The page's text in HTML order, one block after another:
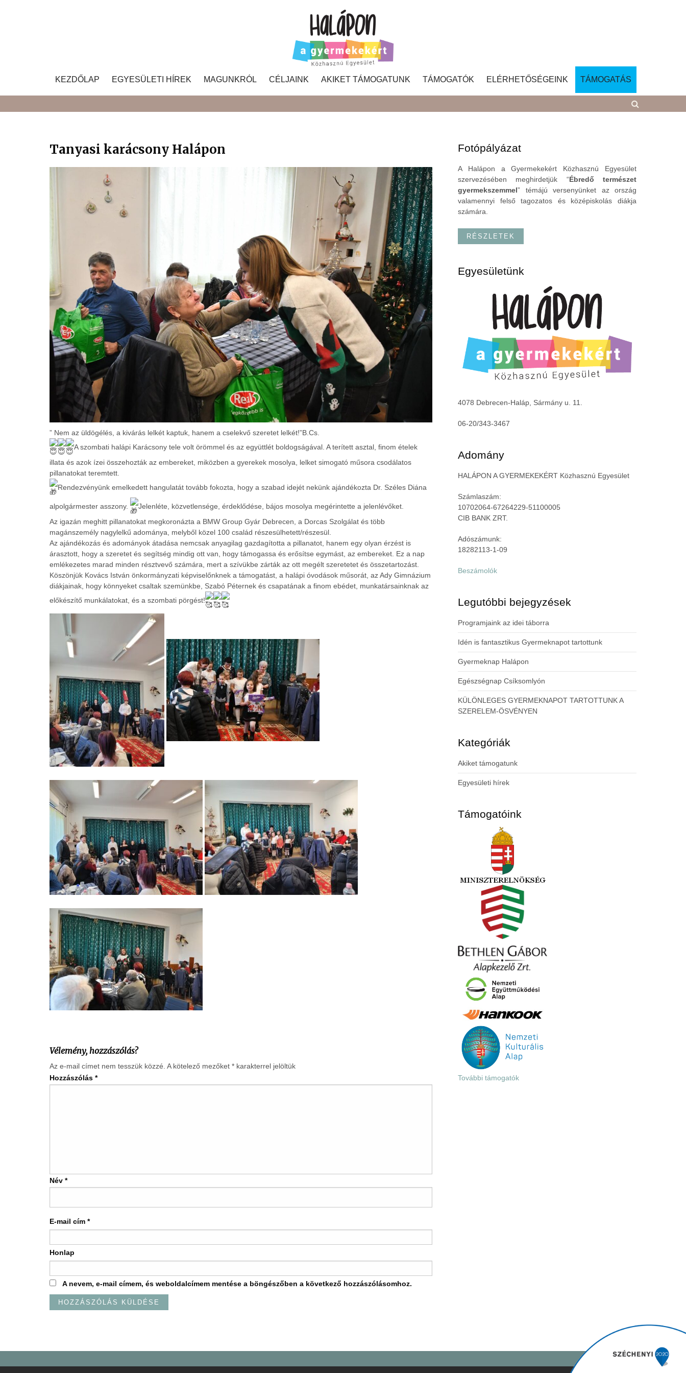
KEZDŐLAP EGYESÜLETI HÍREK MAGUNKRÓL CÉLJAINK AKIKET TÁMOGATUNK TÁMOGATÓK ELÉRHETŐSÉGEINK TÁMOGATÁS
Tanyasi karácsony Halápon
” Nem az üldögélés, a kivárás lelkét kaptuk, hanem a cselekvő szeretet lelkét!”B.Cs.
A szombati halápi Karácsony tele volt örömmel és az együttlét boldogságával. A terített asztal, finom ételek
illata és azok ízei összehozták az embereket, miközben a gyerekek mosolya, lelket simogató műsora csodálatos
pillanatokat teremtett.
Rendezvényünk emelkedett hangulatát tovább fokozta, hogy a szabad idejét nekünk ajándékozta Dr. Széles Diána
alpolgármester asszony.
Jelenléte, közvetlensége, érdeklődése, bájos mosolya megérintette a jelenlévőket.
Az igazán meghitt pillanatokat megkoronázta a BMW Group Gyár Debrecen, a Dorcas Szolgálat és több
magánszemély nagylelkű adománya, melyből közel 100 család részesülhetett/részesül.
Az ajándékozás és adományok átadása nemcsak anyagilag gazdagította a pillanatot, hanem egy olyan érzést is
árasztott, hogy a szeretet és segítség mindig ott van, hogy támogassa és erősítse egymást, az embereket. Ez a nap
emlékezetes marad minden résztvevő számára, mert a szívükbe zárták az ott megélt szeretetet és összetartozást.
Köszönjük Kovács István önkormányzati képviselőnknek a támogatást, a halápi óvodások műsorát, az Ady Gimnázium
diákjainak, hogy könnyeket csaltak szemünkbe, Szabó Péternek és csapatának a finom ebédet, munkatársainknak az
előkészítő munkálatokat, és a szombati pörgést!
Vélemény, hozzászólás?
Az e-mail címet nem tesszük közzé. A kötelező mezőket * karakterrel jelöltük
Hozzászólás *
Név *
E-mail cím *
Honlap
A nevem, e-mail címem, és weboldalcímem mentése a böngészőben a következő hozzászólásomhoz.
Fotópályázat
A Halápon a Gyermekekért Közhasznú Egyesület
szervezésében meghirdetjük “Ébredő természet
gyermekszemmel” témájú versenyünket az ország
valamennyi felső tagozatos és középiskolás diákja
számára.
RÉSZLETEK
Egyesületünk
4078 Debrecen-Haláp, Sármány u. 11.
06-20/343-3467
Adomány
HALÁPON A GYERMEKEKÉRT Közhasznú Egyesület
Számlaszám:
10702064-67264229-51100005
CIB BANK ZRT.
Adószámunk:
18282113-1-09
Beszámolók
Legutóbbi bejegyzések
Programjaink az idei táborra
Idén is fantasztikus Gyermeknapot tartottunk
Gyermeknap Halápon
Egészségnap Csíksomlyón
KÜLÖNLEGES GYERMEKNAPOT TARTOTTUNK A
SZERELEM-ÖSVÉNYEN
Kategóriák
Akiket támogatunk
Egyesületi hírek
Támogatóink
További támogatók